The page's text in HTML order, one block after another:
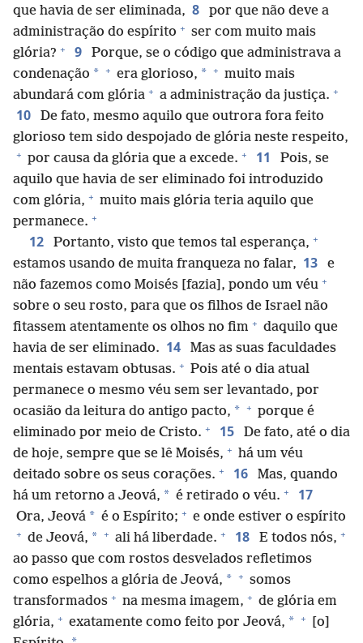
que havia de ser eliminada, 8
por que não deve a
administração do espírito + ser com muito mais
glória? + 9
Porque, se o código que administrava a
condenação * + era glorioso, * + muito mais
abundará com glória + a administração da justiça. +
10
De fato, mesmo aquilo que outrora fora feito
glorioso tem sido despojado de glória neste respeito,
+ por causa da glória que a excede. + 11
Pois, se
aquilo que havia de ser eliminado foi introduzido
com glória, + muito mais glória teria aquilo que
permanece. +
12 Portanto, visto que temos tal esperança, +
estamos usando de muita franqueza no falar, 13
e
não fazemos como Moisés [fazia], pondo um véu +
sobre o seu rosto, para que os filhos de Israel não
fitassem atentamente os olhos no fim + daquilo que
havia de ser eliminado. 14
Mas as suas faculdades
mentais estavam obtusas. + Pois até o dia atual
permanece o mesmo véu sem ser levantado, por
ocasião da leitura do antigo pacto, * + porque é
eliminado por meio de Cristo. + 15
De fato, até o dia
de hoje, sempre que se lê Moisés, + há um véu
deitado sobre os seus corações. + 16
Mas, quando
há um retorno a Jeová, * é retirado o véu. + 17
Ora, Jeová * é o Espírito; + e onde estiver o espírito
+ de Jeová, * + ali há liberdade. + 18 E todos nós, +
ao passo que com rostos desvelados refletimos
como espelhos a glória de Jeová, * + somos
transformados + na mesma imagem, + de glória em
glória, + exatamente como feito por Jeová, * +
[o]